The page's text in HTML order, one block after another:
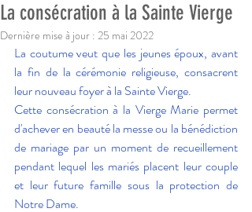
La consécration à la Sainte Vierge
Dernière mise à jour : 25 mai 2022
La coutume veut que les jeunes époux, avant
la fin de la cérémonie religieuse, consacrent
leur nouveau foyer à la Sainte Vierge.
Cette consécration à la Vierge Marie permet
d'achever en beauté la messe ou la bénédiction
de mariage par un moment de recueillement
pendant lequel les mariés placent leur couple
et leur future famille sous la protection de
Notre Dame.